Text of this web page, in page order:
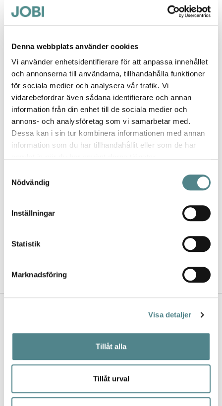
Denna webbplats använder cookies
Vi använder enhetsidentifierare för att anpassa innehållet
och annonserna till användarna, tillhandahålla funktioner
för sociala medier och analysera vår trafik. Vi
vidarebefordrar även sådana identifierare och annan
information från din enhet till de sociala medier och
annons- och analysföretag som vi samarbetar med.
Dessa kan i sin tur kombinera informationen med annan
information som du har tillhandahållit eller som de har
Nödvändig
Inställningar
Statistik
Marknadsföring
Visa detaljer
Tillåt alla
Tillåt urval
Recensioner
Betyg *
100%
Toppen skor håller året runt
Recenserad avMonaPublicerat
den
2021-07-31
Jag rekommenderar Jobi för
kvalitet, utbud, design och de
Köpvillkor